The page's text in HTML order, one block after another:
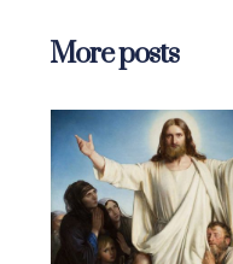
More posts